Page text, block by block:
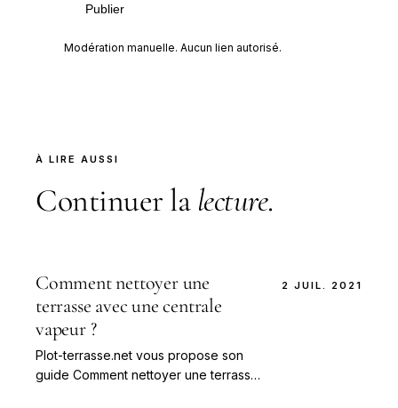
Publier
Modération manuelle. Aucun lien autorisé.
À LIRE AUSSI
Continuer la lecture.
Comment nettoyer une
terrasse avec une centrale
vapeur ?
Plot-terrasse.net vous propose son
guide Comment nettoyer une terrasse
2 JUIL. 2021